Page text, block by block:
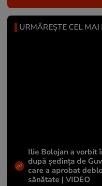
URMĂREȘTE CEL
Ilie Bolojan a vorbit
după ședința de
care a aprobat
sănătate | VIDEO